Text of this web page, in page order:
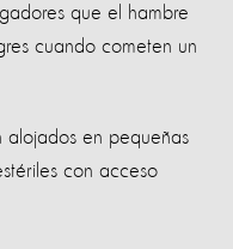
que el hambre
cuando cometen un
alojados en pequeñas
con acceso